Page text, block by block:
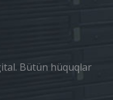
Bütün hüquqlar